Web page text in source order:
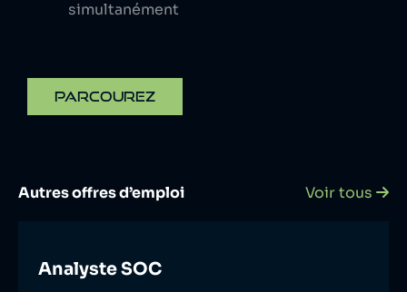
simultanément
PARCOUREZ
Autres offres d’emploi Voir tous
Analyste SOC